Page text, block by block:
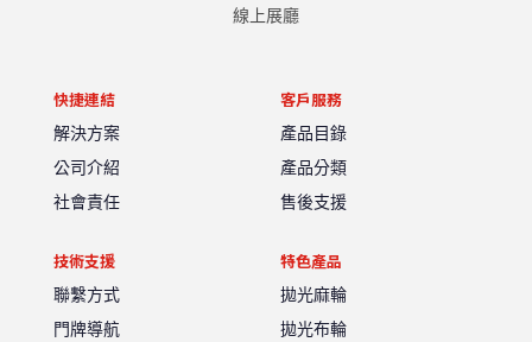
線上展廳
快捷連結
解決方案
公司介紹
社會責任
技術支援
聯繫方式
門牌導航
客戶服務
產品目錄
產品分類
售後支援
特色產品
拋光麻輪
拋光布輪